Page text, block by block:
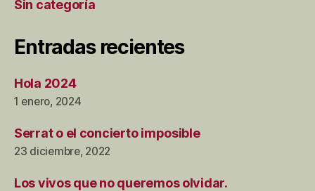
Sin categoría
Entradas recientes
Hola 2024
1 enero, 2024
Serrat o el concierto imposible
23 diciembre, 2022
Los vivos que no queremos olvidar.